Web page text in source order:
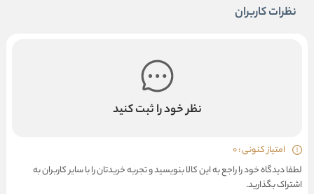
نظرات کاربران
نظر خود را ثبت کنید
امتیاز کنونی : 0
لطفا دیدگاه خود را راجع به این کالا بنویسید و تجربه خریدتان را با سایر کاربران به
اشتراک بگذارید.